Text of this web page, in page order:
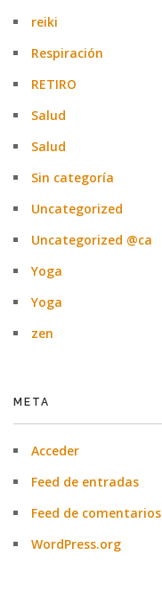
reiki
Respiración
RETIRO
Salud
Salud
Sin categoría
Uncategorized
Uncategorized @ca
Yoga
Yoga
zen
META
Acceder
Feed de entradas
Feed de comentarios
WordPress.org